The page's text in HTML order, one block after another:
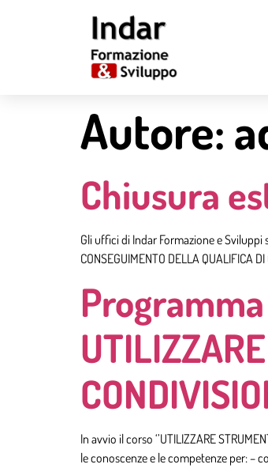
Autore:
Chiusura
Gli uffici di Indar Formazione e Sviluppi
CONSEGUIMENTO DELLA QUALIFICA
In avvio il corso ‘’UTILIZZARE
le conoscenze e le competenze per: –